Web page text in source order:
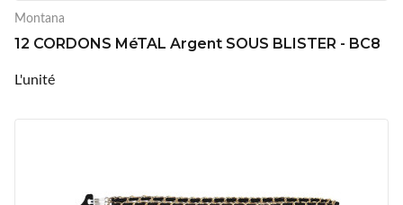
Montana
12 CORDONS MéTAL Argent SOUS BLISTER - BC8
L'unité